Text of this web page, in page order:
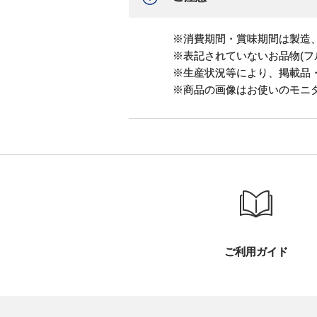
※消費期間・賞味期間は製造
※表記されていないお品物(
※生産状況等により、掲載品
※商品の画像はお使いのモニ
ご利用ガイド